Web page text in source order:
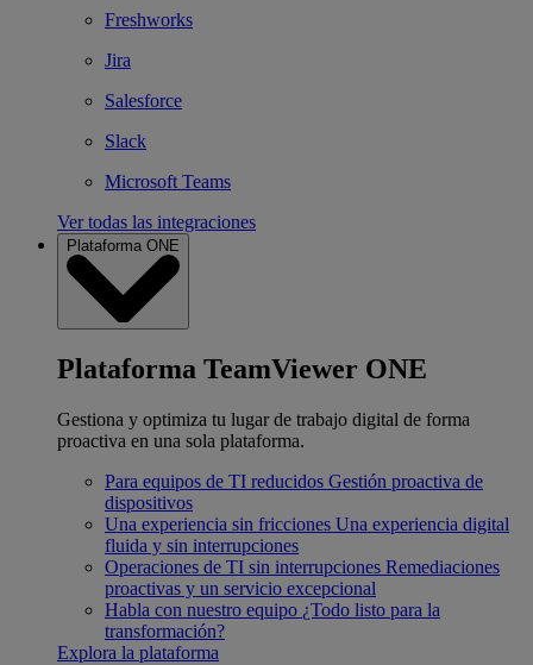
Freshworks
Jira
Salesforce
Slack
Microsoft Teams
Ver todas las integraciones
Plataforma ONE
Plataforma TeamViewer ONE
Gestiona y optimiza tu lugar de trabajo digital de forma
proactiva en una sola plataforma.
Para equipos de TI reducidos Gestión proactiva de
dispositivos
Una experiencia sin fricciones Una experiencia digital
fluida y sin interrupciones
Operaciones de TI sin interrupciones Remediaciones
proactivas y un servicio excepcional
Habla con nuestro equipo ¿Todo listo para la
transformación?
Explora la plataforma